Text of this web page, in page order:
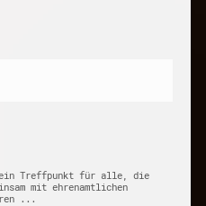
ein Treffpunkt für alle, die
mit ehrenamtlichen
...